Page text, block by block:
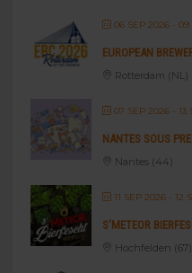
06 SEP 2026- 09
EUROPEAN
Rotterdam (NL)
07 SEP 2026- 13
NANTES SOUS
Nantes (44)
11 SEP 2026- 12
S’METEOR
Hochfelden (67)